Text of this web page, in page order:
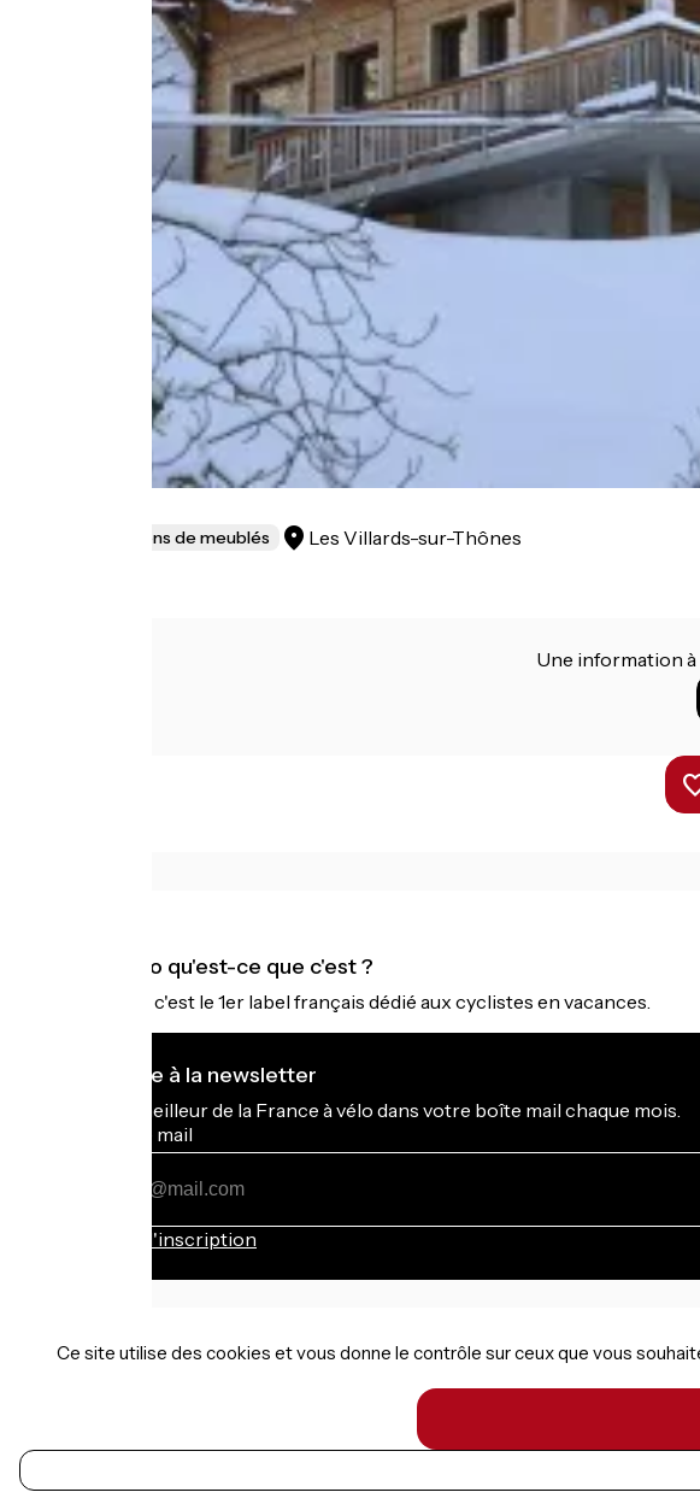
FR
Gîtes et locations de meublés Les Villards-sur-Thônes
Une information
Accueil Vélo qu'est-ce que c'est ?
Accueil Vélo c'est le 1er label français dédié aux cyclistes en vacances.
Je m'abonne à la newsletter
Recevez le meilleur de la France à vélo dans votre boîte mail chaque mois.
Mon adresse mail
Conditions d'inscription
Mentions légales
Ce site utilise des cookies et vous donne le contrôle sur ceux que vous